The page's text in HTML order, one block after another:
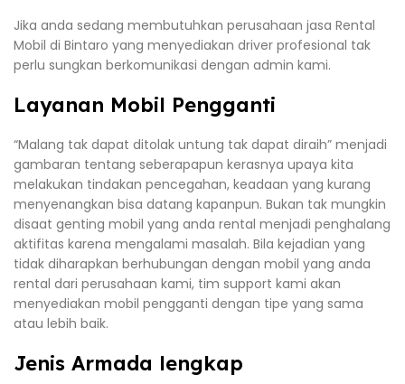
Jika anda sedang membutuhkan perusahaan jasa Rental
Mobil di Bintaro yang menyediakan driver profesional tak
perlu sungkan berkomunikasi dengan admin kami.
Layanan Mobil Pengganti
“Malang tak dapat ditolak untung tak dapat diraih” menjadi
gambaran tentang seberapapun kerasnya upaya kita
melakukan tindakan pencegahan, keadaan yang kurang
menyenangkan bisa datang kapanpun. Bukan tak mungkin
disaat genting mobil yang anda rental menjadi penghalang
aktifitas karena mengalami masalah. Bila kejadian yang
tidak diharapkan berhubungan dengan mobil yang anda
rental dari perusahaan kami, tim support kami akan
menyediakan mobil pengganti dengan tipe yang sama
atau lebih baik.
Jenis Armada lengkap